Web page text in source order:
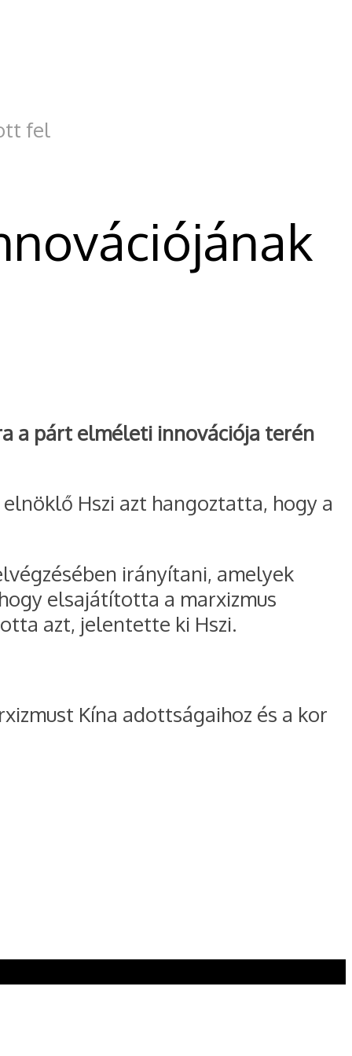
fel
a párt elméleti innovációja terén
Hszi azt hangoztatta, hogy a
irányítani, amelyek
elsajátította a marxizmus
azt, jelentette ki Hszi.
Kína adottságaihoz és a kor